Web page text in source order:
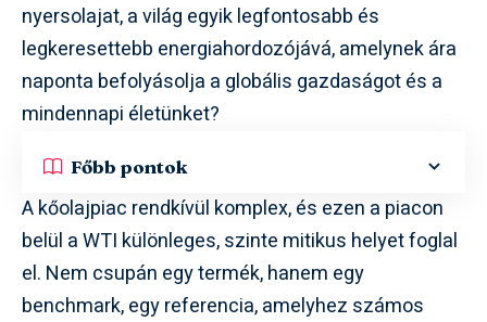
nyersolajat, a világ egyik legfontosabb és
legkeresettebb energiahordozójává, amelynek ára
naponta befolyásolja a globális gazdaságot és a
mindennapi életünket?
Főbb pontok
A kőolajpiac rendkívül komplex, és ezen a piacon
belül a WTI különleges, szinte mitikus helyet foglal
el. Nem csupán egy termék, hanem egy
benchmark, egy referencia, amelyhez számos